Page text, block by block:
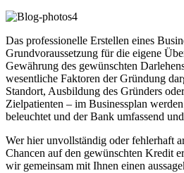
Das professionelle Erstellen eines
Grundvoraussetzung für die eigene
Gewährung des gewünschten
wesentliche Faktoren der Gründung
Standort, Ausbildung des Gründers
Zielpatienten – im Businessplan
beleuchtet und der Bank umfassend
Wer hier unvollständig oder fehlerhaft
Chancen auf den gewünschten Kredit
wir gemeinsam mit Ihnen einen